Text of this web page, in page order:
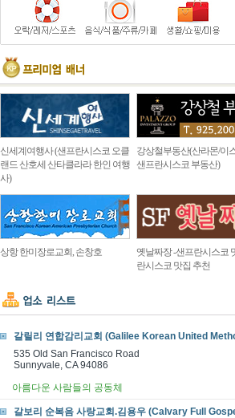
신세계여행사 (샌프란시스코 오클
랜드 산호세 산타클라라 한인 여행
사)
강상철부동산(산라몬/이
샌프란시스코 부동산)
상항 한미장로교회, 손창호
옛날짜장 -샌프란시스코
란시스코 맛집 추천
갈릴리 연합감리교회 (Galilee Korean United
535 Old San Francisco Road
Sunnyvale, CA 94086
아름다운 사람들의 공동체
갈보리 순복음 사랑교회.김용우 (Calvary Full